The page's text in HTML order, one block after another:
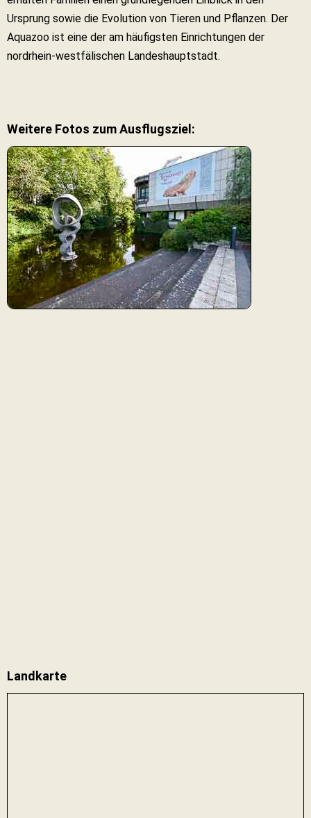
Ursprung sowie die Evolution von Tieren und Pflanzen. Der
Aquazoo ist eine der am häufigsten Einrichtungen der
nordrhein-westfälischen Landeshauptstadt.
Weitere Fotos zum Ausflugsziel:
Landkarte